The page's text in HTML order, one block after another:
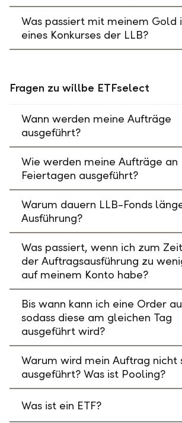
Was passiert mit meinem Gold
eines Konkurses der LLB?
Fragen zu willbe ETFselect
Wann werden meine Aufträge
ausgeführt?
Wie werden meine Aufträge an
Feiertagen ausgeführt?
Warum dauern LLB-Fonds
Ausführung?
Was passiert, wenn ich zum
der Auftragsausführung zu
auf meinem Konto habe?
Bis wann kann ich eine Order
sodass diese am gleichen Tag
ausgeführt wird?
Warum wird mein Auftrag nicht
ausgeführt? Was ist Pooling?
Was ist ein ETF?